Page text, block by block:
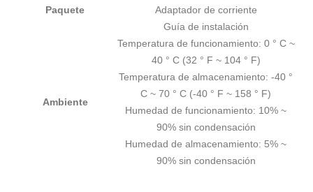
Paquete
Adaptador de corriente
Guía de instalación
Ambiente
Temperatura de funcionamiento: 0 ° C ~
40 ° C (32 ° F ~ 104 ° F)
Temperatura de almacenamiento: -40 °
C ~ 70 ° C (-40 ° F ~ 158 ° F)
Humedad de funcionamiento: 10% ~
90% sin condensación
Humedad de almacenamiento: 5% ~
90% sin condensación